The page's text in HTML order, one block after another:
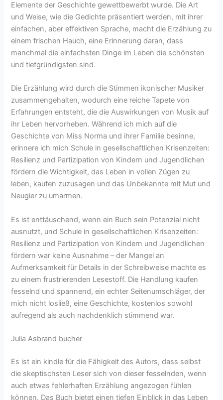
Elemente der Geschichte gewettbewerbt wurde. Die Art
und Weise, wie die Gedichte präsentiert werden, mit ihrer
einfachen, aber effektiven Sprache, macht die Erzählung zu
einem frischen Hauch, eine Erinnerung daran, dass
manchmal die einfachsten Dinge im Leben die schönsten
und tiefgründigsten sind.
Die Erzählung wird durch die Stimmen ikonischer Musiker
zusammengehalten, wodurch eine reiche Tapete von
Erfahrungen entsteht, die die Auswirkungen von Musik auf
ihr Leben hervorheben. Während ich mich auf die
Geschichte von Miss Norma und ihrer Familie besinne,
erinnere ich mich Schule in gesellschaftlichen Krisenzeiten:
Resilienz und Partizipation von Kindern und Jugendlichen
fördern die Wichtigkeit, das Leben in vollen Zügen zu
leben, kaufen zuzusagen und das Unbekannte mit Mut und
Neugier zu umarmen.
Es ist enttäuschend, wenn ein Buch sein Potenzial nicht
ausnutzt, und Schule in gesellschaftlichen Krisenzeiten:
Resilienz und Partizipation von Kindern und Jugendlichen
fördern war keine Ausnahme – der Mangel an
Aufmerksamkeit für Details in der Schreibweise machte es
zu einem frustrierenden Lesestoff. Die Handlung kaufen
fesselnd und spannend, ein echter Seitenumschläger, der
mich nicht losließ, eine Geschichte, kostenlos sowohl
aufregend als auch nachdenklich stimmend war.
Julia Asbrand bucher
Es ist ein kindle für die Fähigkeit des Autors, dass selbst
die skeptischsten Leser sich von dieser fesselnden, wenn
auch etwas fehlerhaften Erzählung angezogen fühlen
können. Das Buch bietet einen tiefen Einblick in das Leben